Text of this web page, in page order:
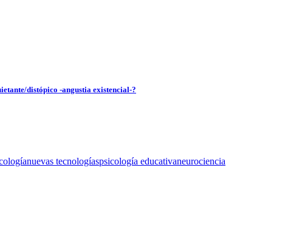
distópico -angustia existencial-?
nuevas tecnologíaspsicología educativaneurociencia